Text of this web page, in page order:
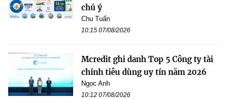
chú ý
Chu Tuấn
10:15 07/08/2026
Mcredit ghi danh Top 5 Công ty tài
chính tiêu dùng uy tín năm 2026
Ngọc Anh
10:12 07/08/2026